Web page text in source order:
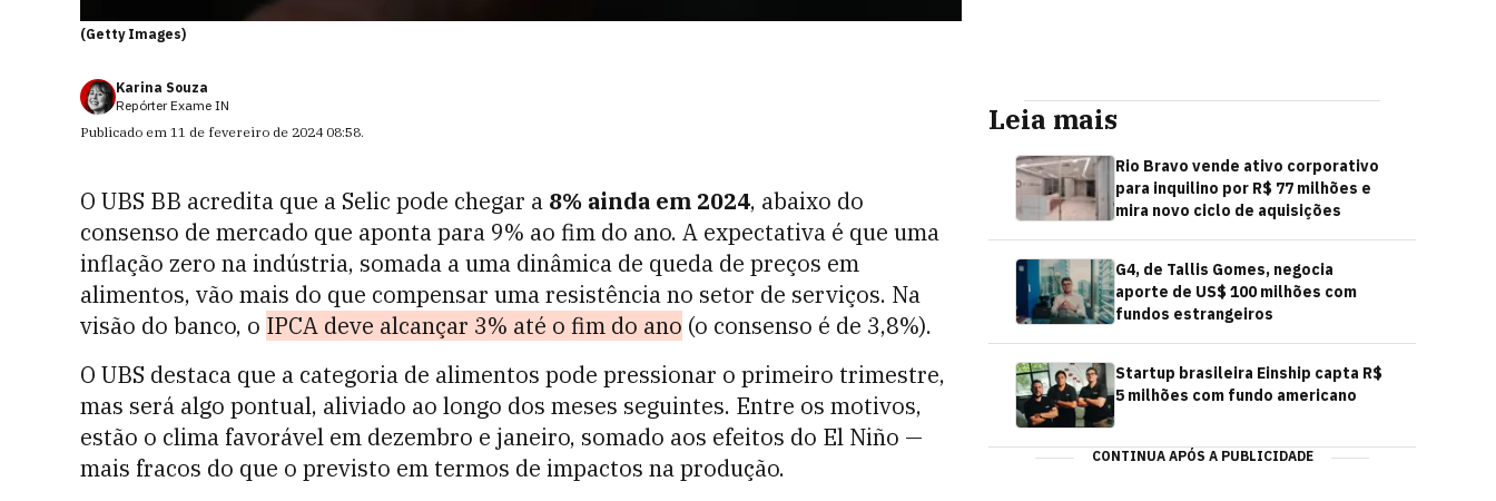
(Getty Images)
Karina Souza
Repórter Exame IN
Publicado em 11 de fevereiro de 2024 08:58.
O UBS BB acredita que a Selic pode chegar a 8% ainda em 2024, abaixo do
consenso de mercado que aponta para 9% ao fim do ano. A expectativa é que uma
inflação zero na indústria, somada a uma dinâmica de queda de preços em
alimentos, vão mais do que compensar uma resistência no setor de serviços. Na
visão do banco, o IPCA deve alcançar 3% até o fim do ano (o consenso é de 3,8%).
O UBS destaca que a categoria de alimentos pode pressionar o primeiro trimestre,
mas será algo pontual, aliviado ao longo dos meses seguintes. Entre os motivos,
estão o clima favorável em dezembro e janeiro, somado aos efeitos do El Niño —
mais fracos do que o previsto em termos de impactos na produção.
Leia mais
Rio Bravo vende ativo corporativo
para inquilino por R$ 77 milhões e
mira novo ciclo de aquisições
G4, de Tallis Gomes, negocia
aporte de US$ 100 milhões com
fundos estrangeiros
Startup brasileira Einship capta R$
5 milhões com fundo americano
CONTINUA APÓS A PUBLICIDADE